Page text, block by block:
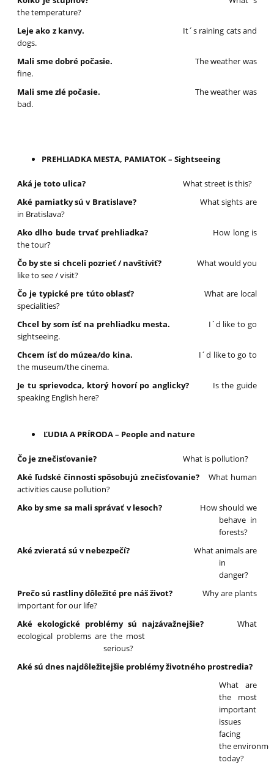
the temperature?
Leje ako z kanvy. It´s raining cats and
dogs.
Mali sme dobré počasie.The weather was
fine.
Mali sme zlé počasie.The weather was
bad.
PREHLIADKA MESTA, PAMIATOK – Sightseeing
Aká je toto ulica?What street is this?
Aké pamiatky sú v Bratislave? What sights are
in Bratislava?
Ako dlho bude trvať prehliadka? How long is
the tour?
Čo by ste si chceli pozrieť / navštíviť? What would you
like to see / visit?
Čo je typické pre túto oblasť?What are local
specialities?
Chcel by som ísť na prehliadku mesta. I´d like to go
sightseeing.
Chcem ísť do múzea/do kina. I´d like to go to
the museum/the cinema.
Je tu sprievodca, ktorý hovorí po anglicky? Is the guide
speaking English here?
ĽUDIA A PRÍRODA – People and nature
Čo je znečisťovanie?What is pollution?
Aké ľudské činnosti spôsobujú znečisťovanie? What human
activities cause pollution?
Ako by sme sa mali správať v lesoch? How should we
behave in
forests?
Aké zvieratá sú v nebezpečí? What animals are
in
danger?
Prečo sú rastliny dôležité pre náš život? Why are plants
important for our life?
Aké ekologické problémy sú najzávažnejšie? What
ecological problems are the most
serious?
Aké sú dnes najdôležitejšie problémy životného prostredia?
What are
the most
important
issues
facing
the
today?